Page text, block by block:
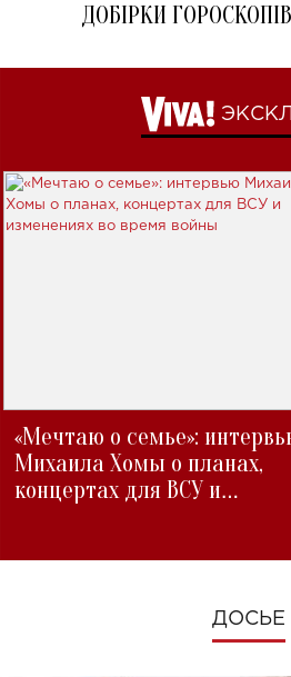
ДОБІРКИ
«Мечтаю о семье»:
Михаила Хомы о планах,
концертах для ВСУ и
ДОСЬЕ